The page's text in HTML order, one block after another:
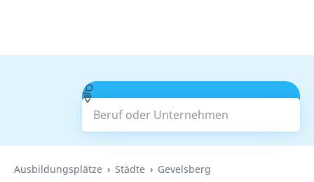
Beruf oder Unternehmen
Suchen
Ausbildungsplätze Städte Gevelsberg